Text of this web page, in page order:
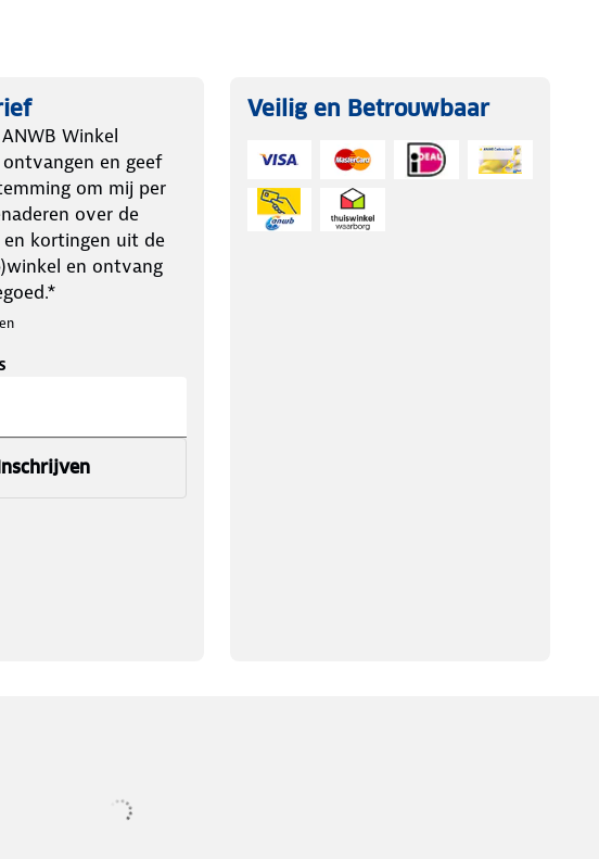
Winkel
en geef
om mij per
over de
en kortingen uit de
en ontvang
Veilig en Betrouwbaar